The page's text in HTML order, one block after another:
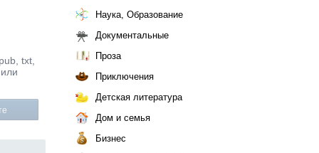
txt,
Наука, Образование
Документальные
Проза
Приключения
Детская литература
Дом и семья
Бизнес